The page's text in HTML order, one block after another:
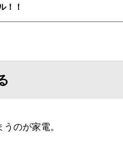
！！
のが家電。